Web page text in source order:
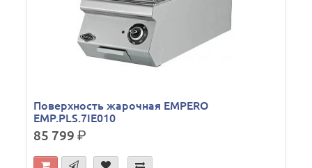
Поверхность жарочная EMPERO
EMP.PLS.7IE010
85 799р.